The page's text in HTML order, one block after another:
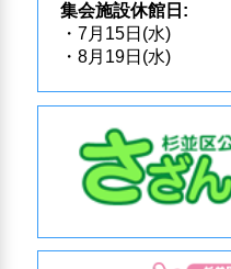
集会施設休館日:
・7月15日(水)
・8月19日(水)